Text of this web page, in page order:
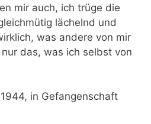
mir auch, ich trü­ge die
lächelnd und
was ande­re von mir
das, was ich selbst von
in Gefangenschaft